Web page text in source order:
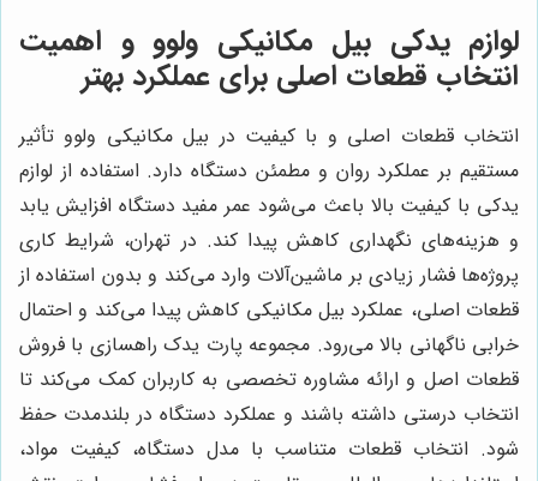
لوازم یدکی بیل مکانیکی ولوو و اهمیت
انتخاب قطعات اصلی برای عملکرد بهتر
انتخاب قطعات اصلی و با کیفیت در بیل مکانیکی ولوو تأثیر
مستقیم بر عملکرد روان و مطمئن دستگاه دارد. استفاده از لوازم
یدکی با کیفیت بالا باعث می‌شود عمر مفید دستگاه افزایش یابد
و هزینه‌های نگهداری کاهش پیدا کند. در تهران، شرایط کاری
پروژه‌ها فشار زیادی بر ماشین‌آلات وارد می‌کند و بدون استفاده از
قطعات اصلی، عملکرد بیل مکانیکی کاهش پیدا می‌کند و احتمال
خرابی ناگهانی بالا می‌رود. مجموعه پارت یدک راهسازی با فروش
قطعات اصل و ارائه مشاوره تخصصی به کاربران کمک می‌کند تا
انتخاب درستی داشته باشند و عملکرد دستگاه در بلندمدت حفظ
شود. انتخاب قطعات متناسب با مدل دستگاه، کیفیت مواد،